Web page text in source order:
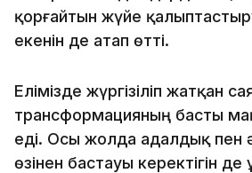
қорғайтын жүйе
екенін де атап өтті.
Елімізде жүргізіліп жатқан
трансформацияның басты
еді. Осы жолда адалдық пен
өзінен бастауы керектігін